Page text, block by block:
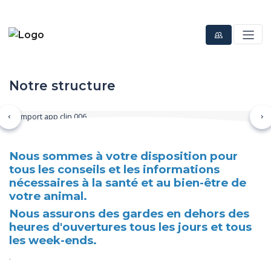
Notre structure
Précédent
Nous sommes à votre disposition pour
tous les conseils et les informations
nécessaires à la santé et au bien-être de
votre animal.
Nous assurons des gardes en dehors des
heures d'ouvertures tous les jours et tous
les week-ends.
.